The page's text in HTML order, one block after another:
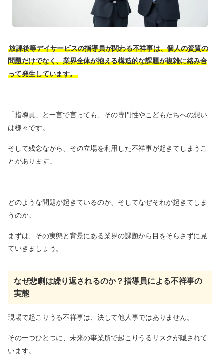
放課後等デイサービスの指導員が関わる不祥事は、個人の資質の
問題だけでなく、業界全体が抱える構造的な課題が複雑に絡み合
って発生しています。
「指導員」と一言で言っても、その専門性やこどもたちへの想い
は様々です。
そして残念ながら、その立場を利用した不祥事が起きてしまうこ
とがあります。
どのような問題が起きているのか、そしてなぜそれが起きてしま
うのか。
まずは、その実態と背景にある業界の課題から目をそらさずに見
ていきましょう。
なぜ悲劇は繰り返されるのか？指導員による不祥事の
実態
現場で起こりうる不祥事は、決して他人事ではありません。
その一つひとつに、未来の事業所で起こりうるリスクが隠されて
います。